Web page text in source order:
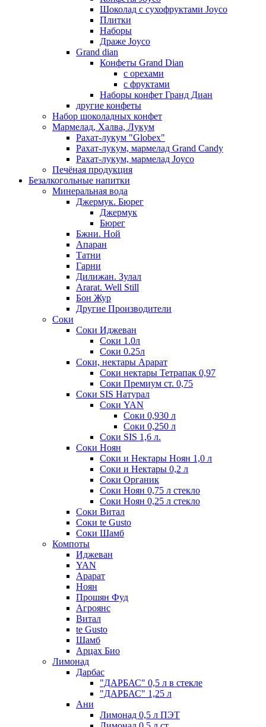
Шоколад с сухофруктами Joyco
Плитки
Наборы
Драже Joyco
Grand dian
Конфеты Grand Dian
с орехами
с фруктами
Наборы конфет Гранд Диан
другие конфеты
Набор шоколадных конфет
Мармелад, Халва, Лукум
Рахат-лукум "Globex"
Рахат-лукум, мармелад Grand Candy
Рахат-лукум, мармелад Joyco
Печёная продукция
Безалкогольные напитки
Минеральная вода
Джермук. Бюрег
Джермук
Бюрег
Бжни. Ной
Апаран
Татни
Гарни
Дилижан. Зулал
Ararat. Well Still
Бон Жур
Другие Производители
Соки
Соки Иджеван
Соки 1.0л
Соки 0.25л
Соки, нектары Арарат
Соки нектары Тетрапак 0,97
Соки Премиум ст. 0,75
Соки SIS Натурал
Соки YAN
Соки 0,930 л
Соки 0,250 л
Соки SIS 1,6 л.
Соки Ноян
Соки и Нектары Ноян 1,0 л
Соки и Нектары 0,2 л
Соки Органик
Соки Ноян 0,75 л стекло
Соки Ноян 0,25 л стекло
Соки Витал
Соки te Gusto
Соки Шамб
Компоты
Иджеван
YAN
Арарат
Ноян
Прошян Фуд
Агроянс
Витал
te Gusto
Шамб
Арцах Био
Лимонад
Дарбас
"ДАРБАС" 0,5 л в стекле
"ДАРБАС" 1,25 л
Ани
Лимонад 0,5 л ПЭТ